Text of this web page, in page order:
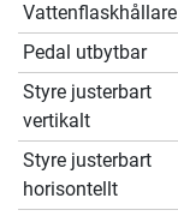
Vattenflaskhållare
Pedal utbytbar
Styre justerbart
vertikalt
Styre justerbart
horisontellt